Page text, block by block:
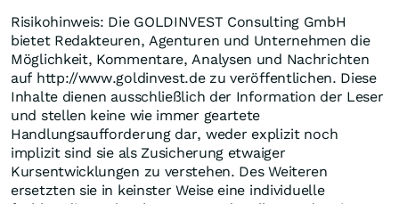
Risikohinweis: Die GOLDINVEST Consulting GmbH
bietet Redakteuren, Agenturen und Unternehmen die
Möglichkeit, Kommentare, Analysen und Nachrichten
auf http://www.goldinvest.de zu veröffentlichen. Diese
Inhalte dienen ausschließlich der Information der Leser
und stellen keine wie immer geartete
Handlungsaufforderung dar, weder explizit noch
implizit sind sie als Zusicherung etwaiger
Kursentwicklungen zu verstehen. Des Weiteren
ersetzten sie in keinster Weise eine individuelle